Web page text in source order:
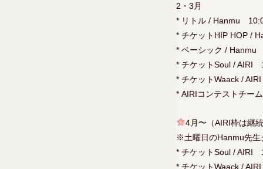
2・3月
* リトル / Hanmu
* チケットHIP HOP /
* ベーシック /
* チケットSoul / AIRI
* チケットWaack /
* AIRIコンテストチー
4月〜（AIRI枠は継続
※土曜日のHanmu先生
* チケットSoul / AIRI
* チケットWaack /